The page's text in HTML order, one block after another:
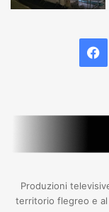
Produzioni
territorio flegreo e